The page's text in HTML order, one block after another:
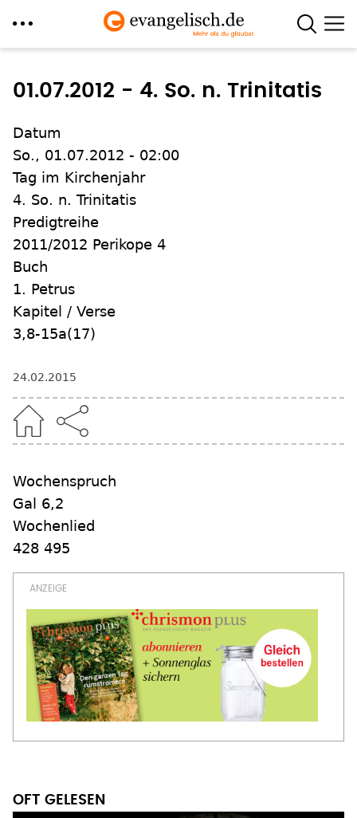
zum
01.07.2012 - 4. So. n. Trinitatis
Datum
So., 01.07.2012 - 02:00
Tag im Kirchenjahr
4. So. n. Trinitatis
Predigtreihe
2011/2012 Perikope 4
Buch
1. Petrus
Kapitel / Verse
3,8-15a(17)
24.02.2015
Wochenspruch
Gal 6,2
Wochenlied
428 495
OFT GELESEN